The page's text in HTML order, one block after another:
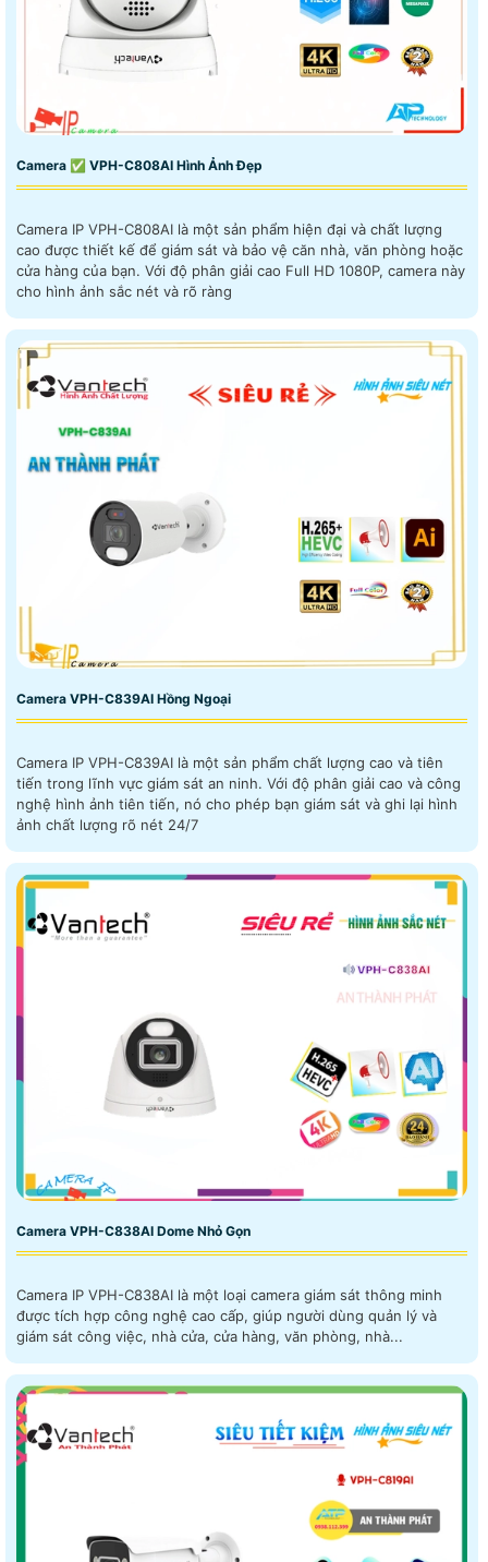
Camera ✅ VPH-C808AI Hình Ảnh Đẹp
Camera IP VPH-C808AI là một sản phẩm hiện đại và chất lượng
cao được thiết kế để giám sát và bảo vệ căn nhà, văn phòng hoặc
cửa hàng của bạn. Với độ phân giải cao Full HD 1080P, camera này
cho hình ảnh sắc nét và rõ ràng
Camera VPH-C839AI Hồng Ngoại
Camera IP VPH-C839AI là một sản phẩm chất lượng cao và tiên
tiến trong lĩnh vực giám sát an ninh. Với độ phân giải cao và công
nghệ hình ảnh tiên tiến, nó cho phép bạn giám sát và ghi lại hình
ảnh chất lượng rõ nét 24/7
Camera VPH-C838AI Dome Nhỏ Gọn
Camera IP VPH-C838AI là một loại camera giám sát thông minh
được tích hợp công nghệ cao cấp, giúp người dùng quản lý và
giám sát công việc, nhà cửa, cửa hàng, văn phòng, nhà...